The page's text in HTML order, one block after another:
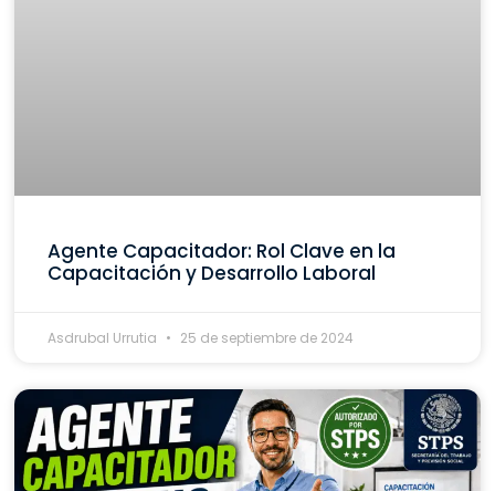
Agente Capacitador: Rol Clave en la
Capacitación y Desarrollo Laboral
Asdrubal Urrutia 25 de septiembre de 2024